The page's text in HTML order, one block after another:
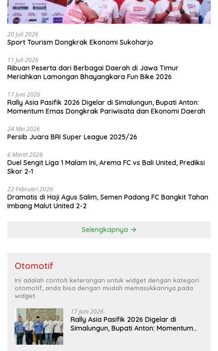
20 Juli 2026
Sport Tourism Dongkrak Ekonomi Sukoharjo
11 Juli 2026
Ribuan Peserta dari Berbagai Daerah di Jawa Timur
Meriahkan Lamongan Bhayangkara Fun Bike 2026
17 Juni 2026
Rally Asia Pasifik 2026 Digelar di Simalungun, Bupati Anton:
Momentum Emas Dongkrak Pariwisata dan Ekonomi Daerah
24 Mei 2026
Persib Juara BRI Super League 2025/26
6 Maret 2026
Duel Sengit Liga 1 Malam Ini, Arema FC vs Bali United, Prediksi
Skor 2-1
22 Februari 2026
Dramatis di Haji Agus Salim, Semen Padang FC Bangkit Tahan
Imbang Malut United 2-2
Selengkapnya
Otomotif
Ini adalah contoh keterangan untuk widget dengan kategori
otomotif, anda bisa dengan mudah memasukkannya pada
widget.
17 Juni 2026
Rally Asia Pasifik 2026 Digelar di
Simalungun, Bupati Anton: Momentum